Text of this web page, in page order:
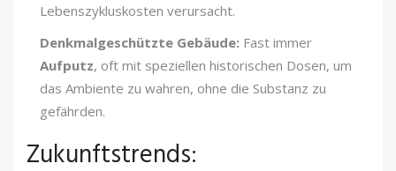
Lebenszykluskosten verursacht.
Denkmalgeschützte Gebäude: Fast immer
Aufputz, oft mit speziellen historischen Dosen, um
das Ambiente zu wahren, ohne die Substanz zu
gefährden.
Zukunftstrends: